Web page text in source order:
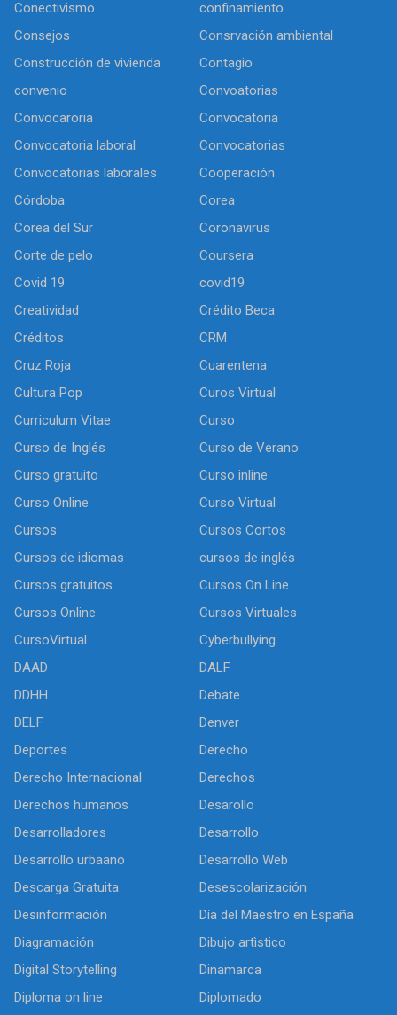
Conectivismo
confinamiento
Consejos
Consrvación ambiental
Construcción de vivienda
Contagio
convenio
Convoatorias
Convocaroria
Convocatoria
Convocatoria laboral
Convocatorias
Convocatorias laborales
Cooperación
Córdoba
Corea
Corea del Sur
Coronavirus
Corte de pelo
Coursera
Covid 19
covid19
Creatividad
Crédito Beca
Créditos
CRM
Cruz Roja
Cuarentena
Cultura Pop
Curos Virtual
Curriculum Vitae
Curso
Curso de Inglés
Curso de Verano
Curso gratuito
Curso inline
Curso Online
Curso Virtual
Cursos
Cursos Cortos
Cursos de idiomas
cursos de inglés
Cursos gratuitos
Cursos On Line
Cursos Online
Cursos Virtuales
CursoVirtual
Cyberbullying
DAAD
DALF
DDHH
Debate
DELF
Denver
Deportes
Derecho
Derecho Internacional
Derechos
Derechos humanos
Desarollo
Desarrolladores
Desarrollo
Desarrollo urbaano
Desarrollo Web
Descarga Gratuita
Desescolarización
Desinformación
Día del Maestro en España
Diagramación
Dibujo artìstico
Digital Storytelling
Dinamarca
Diploma on line
Diplomado